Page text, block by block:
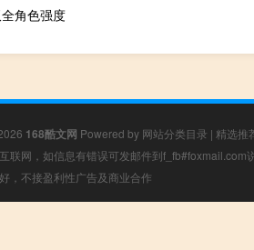
角色强度
168酷文网 Powered by 网站分类目录 | 精选推
联网，如信息有错误可发邮件到f_fb#foxmail.com
，不接盈利性广告及商业合作